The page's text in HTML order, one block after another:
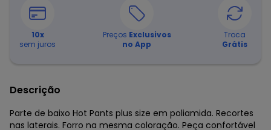
10x
sem juros
Preços Exclusivos
no App
Troca
Grátis
Descrição
Parte de baixo Hot Pants plus size em poliamida. Recortes
nas laterais. Forro na mesma coloração. Peça confortável